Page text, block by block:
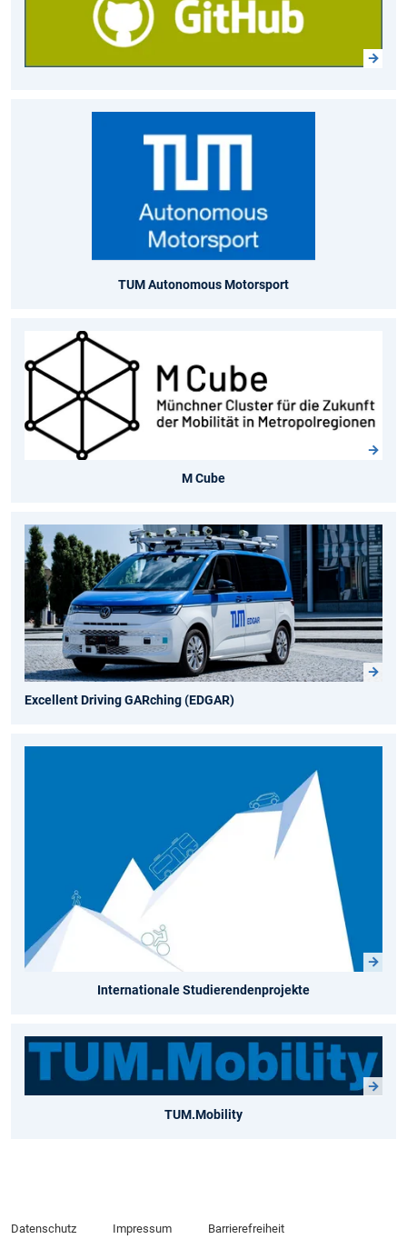
TUM Autonomous Motorsport
M Cube
Excellent Driving GARching (EDGAR)
Internationale Studierendenprojekte
TUM.Mobility
Datenschutz Impressum Barrierefreiheit